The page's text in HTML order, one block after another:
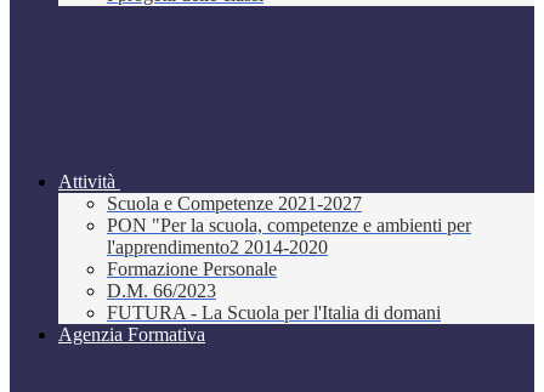
Attività
Scuola e Competenze 2021-2027
PON "Per la scuola, competenze e ambienti per
l'apprendimento2 2014-2020
Formazione Personale
D.M. 66/2023
FUTURA - La Scuola per l'Italia di domani
Agenzia Formativa